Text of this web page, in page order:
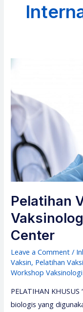
Pelatihan
Center
Leave a Comment /
Vaksin, Pelatihan
Workshop Vaksinologi
PELATIHAN KHUSUS
biologis yang